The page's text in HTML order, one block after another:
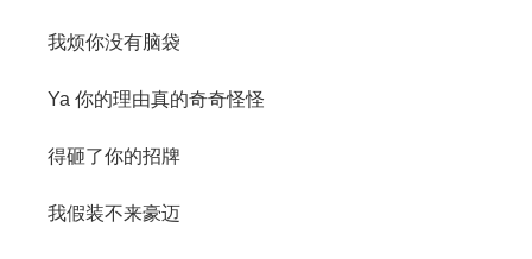
我烦你没有脑袋
Ya 你的理由真的奇奇怪怪
得砸了你的招牌
我假装不来豪迈